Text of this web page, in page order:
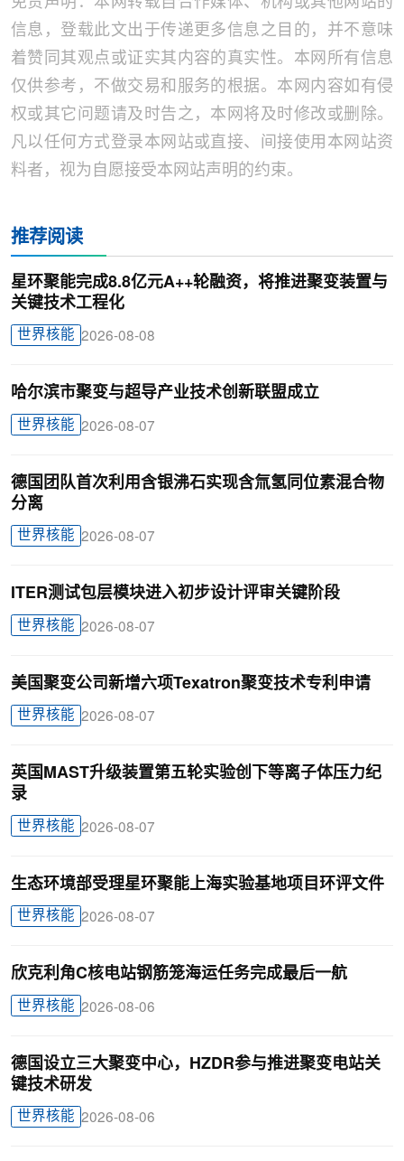
信息，登载此文出于传递更多信息之目的，并不意味
着赞同其观点或证实其内容的真实性。本网所有信息
仅供参考，不做交易和服务的根据。本网内容如有侵
权或其它问题请及时告之，本网将及时修改或删除。
凡以任何方式登录本网站或直接、间接使用本网站资
料者，视为自愿接受本网站声明的约束。
推荐阅读
星环聚能完成8.8亿元A++轮融资，将推进聚变装置与
关键技术工程化
世界核能 2026-08-08
哈尔滨市聚变与超导产业技术创新联盟成立
世界核能 2026-08-07
德国团队首次利用含银沸石实现含氚氢同位素混合物
分离
世界核能 2026-08-07
ITER测试包层模块进入初步设计评审关键阶段
世界核能 2026-08-07
美国聚变公司新增六项Texatron聚变技术专利申请
世界核能 2026-08-07
英国MAST升级装置第五轮实验创下等离子体压力纪
录
世界核能 2026-08-07
生态环境部受理星环聚能上海实验基地项目环评文件
世界核能 2026-08-07
欣克利角C核电站钢筋笼海运任务完成最后一航
世界核能 2026-08-06
德国设立三大聚变中心，HZDR参与推进聚变电站关
键技术研发
世界核能 2026-08-06